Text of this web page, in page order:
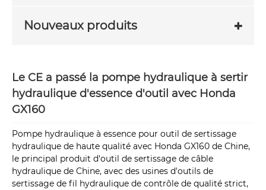
Nouveaux produits
Le CE a passé la pompe hydraulique à sertir
hydraulique d'essence d'outil avec Honda
GX160
Pompe hydraulique à essence pour outil de sertissage
hydraulique de haute qualité avec Honda GX160 de Chine,
le principal produit d'outil de sertissage de câble
hydraulique de Chine, avec des usines d'outils de
sertissage de fil hydraulique de contrôle de qualité strict,